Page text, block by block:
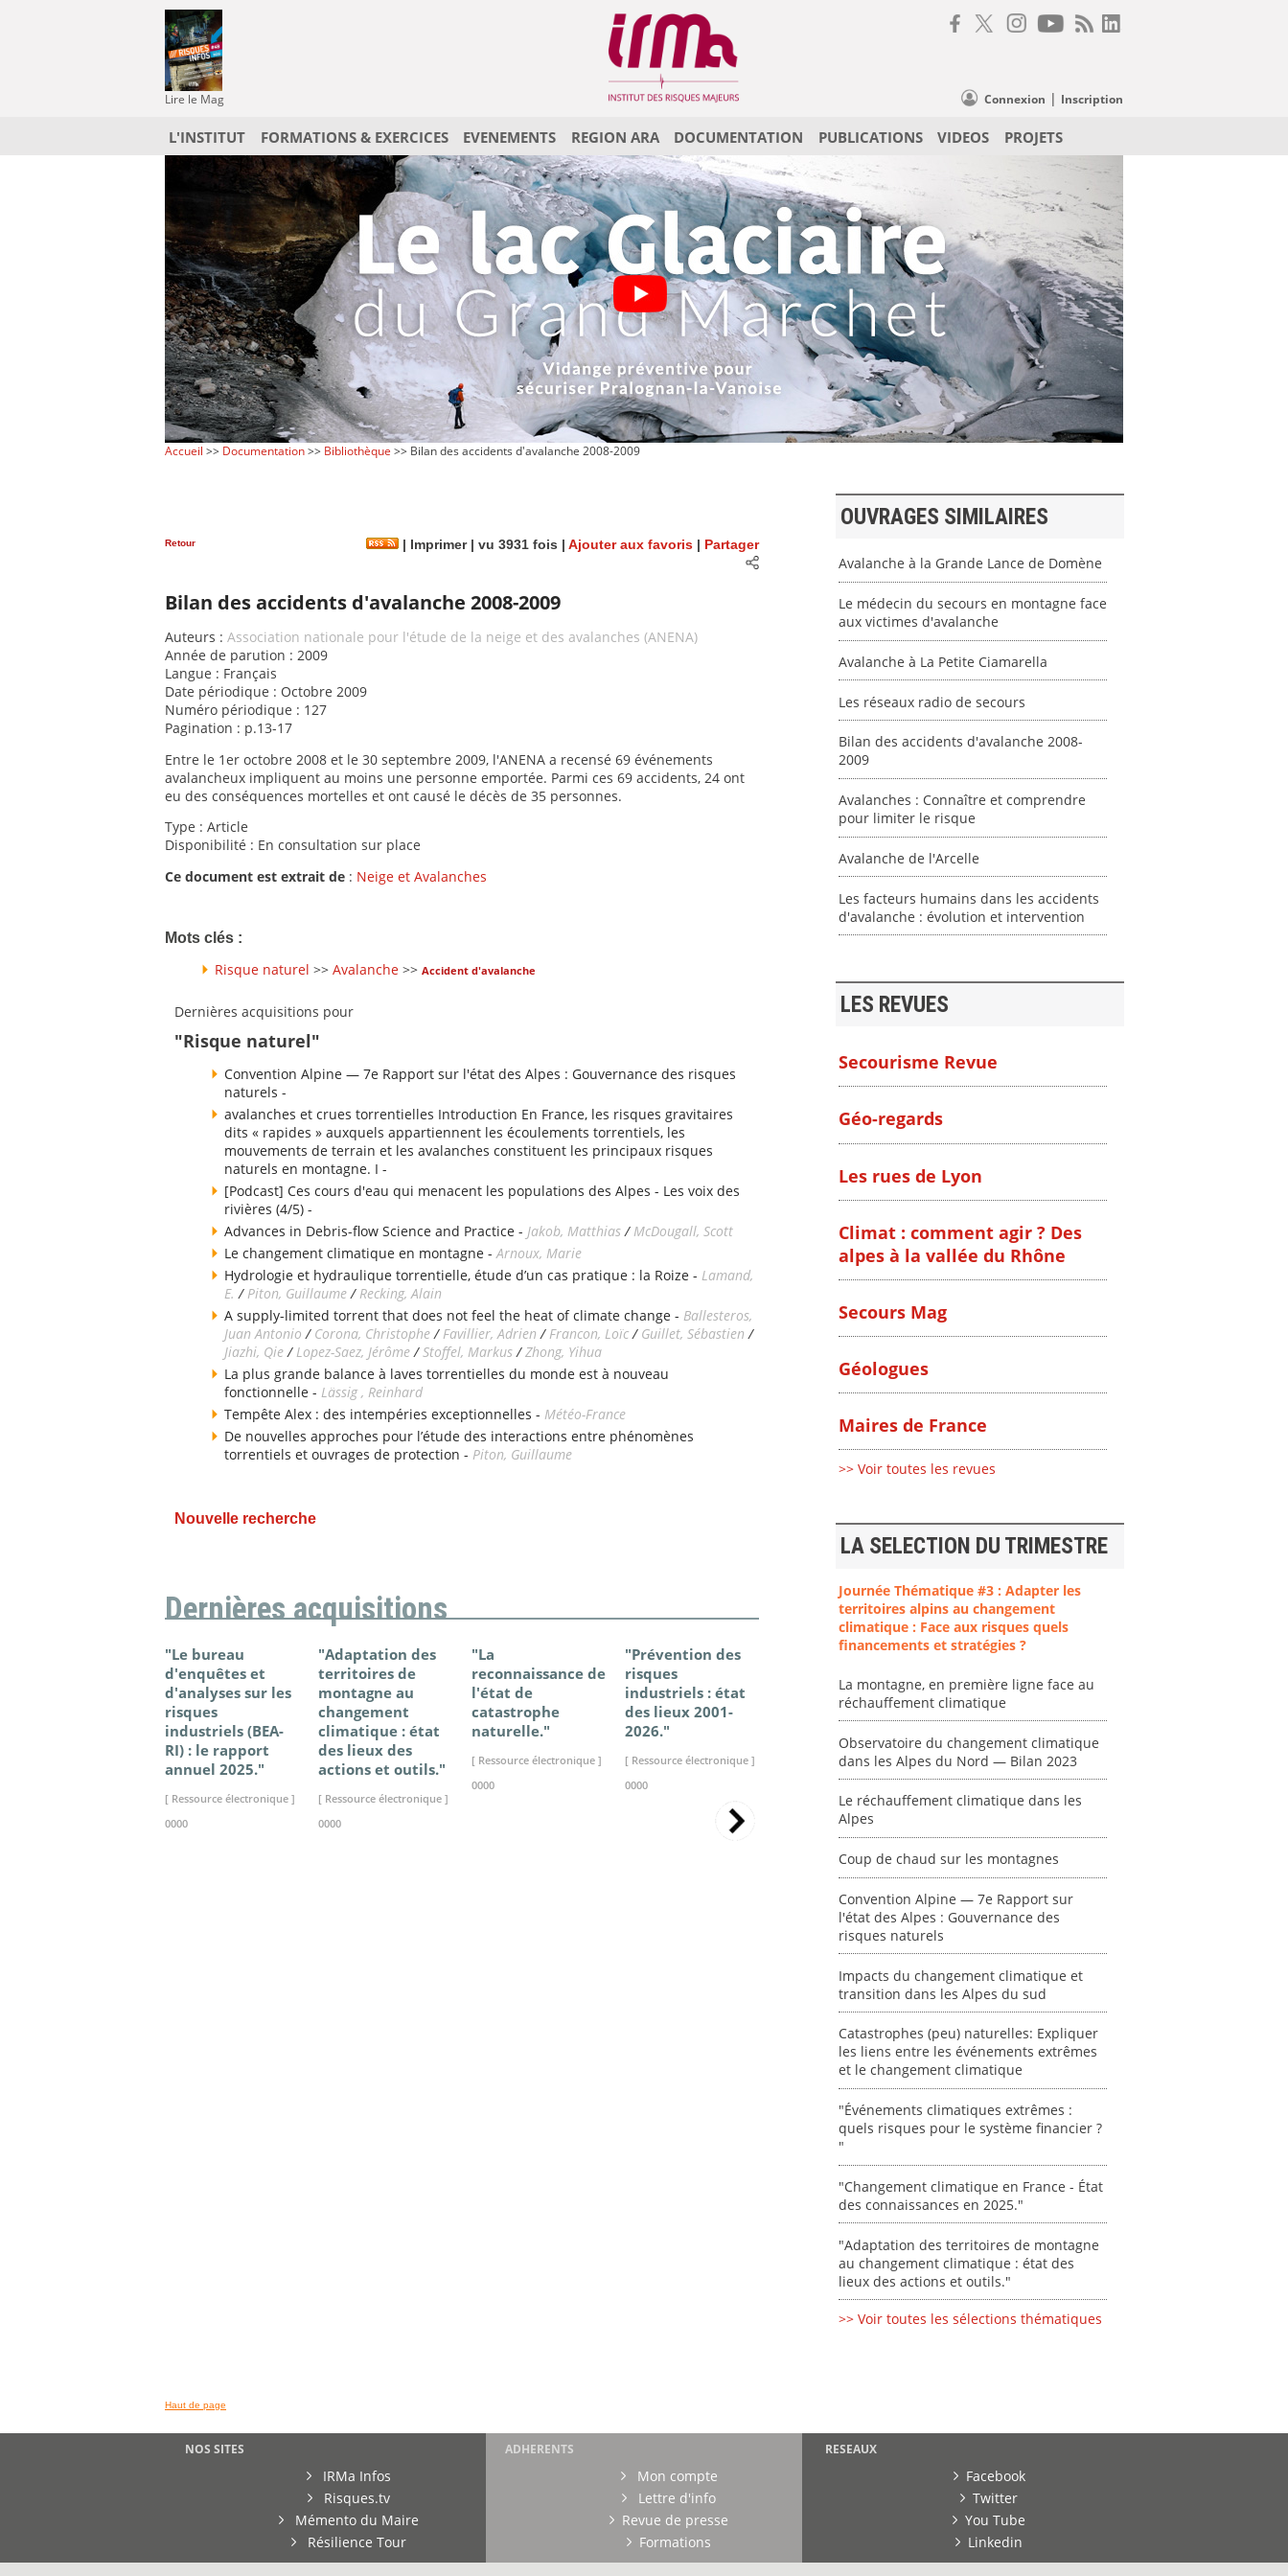
Lire le Mag Connexion | Inscription
L'INSTITUT FORMATIONS & EXERCICES EVENEMENTS REGION ARA DOCUMENTATION PUBLICATIONS VIDEOS PROJETS
Accueil >> Documentation>> Bibliothèque >> Bilan des accidents d'avalanche 2008-2009
Retour Imprimer| vu 3931 fois | Ajouter aux favoris Partager
Bilan des accidents d'avalanche 2008-2009
Auteurs : Association nationale pour l'étude de la neige et des avalanches (ANENA)
Année de parution : 2009
Langue : Français
Date périodique : Octobre 2009
Numéro périodique : 127
Pagination : p.13-17
Entre le 1er octobre 2008 et le 30 septembre 2009, l'ANENA a recensé 69 événements
avalancheux impliquent au moins une personne emportée. Parmi ces 69 accidents, 24 ont
eu des conséquences mortelles et ont causé le décès de 35 personnes.
Type : Article
Disponibilité : En consultation sur place
Ce document est extrait de : Neige et Avalanches
Mots clés :
Risque naturel >> Avalanche >> Accident d'avalanche
Dernières acquisitions pour
"Risque naturel"
Convention Alpine — 7e Rapport sur l'état des Alpes : Gouvernance des risques
naturels -
avalanches et crues torrentielles Introduction En France, les risques gravitaires
dits « rapides » auxquels appartiennent les écoulements torrentiels, les
mouvements de terrain et les avalanches constituent les principaux risques
naturels en montagne. I -
[Podcast] Ces cours d'eau qui menacent les populations des Alpes - Les voix des
rivières (4/5) -
Advances in Debris-flow Science and Practice - Jakob, Matthias/McDougall, Scott
Le changement climatique en montagne -Arnoux, Marie
Hydrologie et hydraulique torrentielle, étude d’un cas pratique : la Roize - Lamand,
E. / Piton, Guillaume/ Recking, Alain
A supply-limited torrent that does not feel the heat of climate change - Ballesteros,
Juan Antonio / Corona, Christophe/ Favillier, Adrien / Francon, Loïc/ Guillet, Sébastien /
Jiazhi, Qie/ Lopez-Saez, Jérôme/Stoffel, Markus/Zhong, Yihua
La plus grande balance à laves torrentielles du monde est à nouveau
fonctionnelle - Lässig , Reinhard
Tempête Alex : des intempéries exceptionnelles - Météo-France
De nouvelles approches pour l’étude des interactions entre phénomènes
torrentiels et ouvrages de protection - Piton, Guillaume
Nouvelle recherche
Dernières acquisitions
"Le bureau
d'enquêtes et
d'analyses sur les
risques
industriels (BEA-
RI) : le rapport
annuel 2025."
[ Ressource électronique ]
0000
"Adaptation des
territoires de
montagne au
changement
climatique : état
des lieux des
actions et outils."
[ Ressource électronique ]
0000
"La
reconnaissance de
l'état de
catastrophe
naturelle."
[ Ressource électronique ]
0000
"Prévention des
risques
industriels : état
des lieux 2001-
2026."
[ Ressource électronique ]
0000
"Changement
France - État des
connaissances en
[ Ressource électronique ]
"Plan ministériel
vagues de
chaleur."
[ Ressource électronique ]
0000
extrêmes : quels
? "
[ Ressource électronique ]
OUVRAGES SIMILAIRES
Avalanche à la Grande Lance de Domène
Le médecin du secours en montagne face
aux victimes d'avalanche
Avalanche à La Petite Ciamarella
Les réseaux radio de secours
Bilan des accidents d'avalanche 2008-
2009
Avalanches : Connaître et comprendre
pour limiter le risque
Avalanche de l'Arcelle
Les facteurs humains dans les accidents
d'avalanche : évolution et intervention
LES REVUES
Secourisme Revue
Géo-regards
Les rues de Lyon
Climat : comment agir ? Des
alpes à la vallée du Rhône
Secours Mag
Géologues
Maires de France
>> Voir toutes les revues
LA SELECTION DU TRIMESTRE
Journée Thématique #3 : Adapter les
territoires alpins au changement
climatique : Face aux risques quels
financements et stratégies ?
La montagne, en première ligne face au
réchauffement climatique
Observatoire du changement climatique
dans les Alpes du Nord — Bilan 2023
Le réchauffement climatique dans les
Alpes
Coup de chaud sur les montagnes
Convention Alpine — 7e Rapport sur
l'état des Alpes : Gouvernance des
risques naturels
Impacts du changement climatique et
transition dans les Alpes du sud
Catastrophes (peu) naturelles: Expliquer
les liens entre les événements extrêmes
et le changement climatique
"Événements climatiques extrêmes :
quels risques pour le système financier ?
"
"Changement climatique en France - État
des connaissances en 2025."
"Adaptation des territoires de montagne
au changement climatique : état des
lieux des actions et outils."
>> Voir toutes les sélections thématiques
Haut de page
NOS SITES
IRMa Infos
Risques.tv
Mémento du Maire
Résilience Tour
ADHERENTS
Mon compte
Lettre d'info
Revue de presse
Formations
RESEAUX
Facebook
Twitter
You Tube
Linkedin